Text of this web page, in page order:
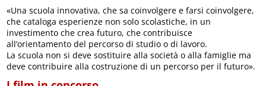
«Una scuola innovativa, che sa coinvolgere e farsi coinvolgere,
che cataloga esperienze non solo scolastiche, in un
investimento che crea futuro, che contribuisce
all’orientamento del percorso di studio o di lavoro.
La scuola non si deve sostituire alla società o alla famiglie ma
deve contribuire alla costruzione di un percorso per il futuro».